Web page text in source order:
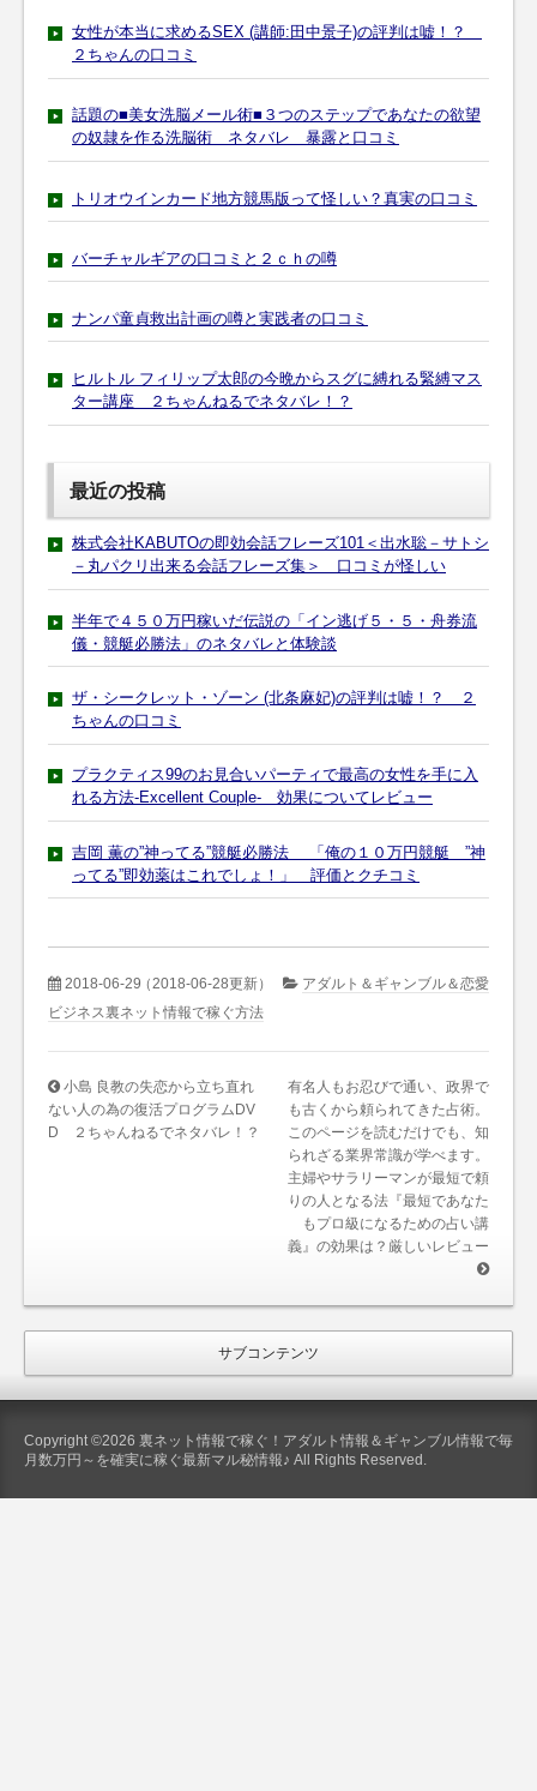
女性が本当に求めるSEX (講師:田中景子)の評判は嘘！？
２ちゃんの口コミ
話題の■美女洗脳メール術■３つのステップであなたの欲望
の奴隷を作る洗脳術 ネタバレ 暴露と口コミ
トリオウインカード地方競馬版って怪しい？真実の口コミ
バーチャルギアの口コミと２ｃｈの噂
ナンパ童貞救出計画の噂と実践者の口コミ
ヒルトル フィリップ太郎の今晩からスグに縛れる緊縛マス
ター講座 ２ちゃんねるでネタバレ！？
最近の投稿
株式会社KABUTOの即効会話フレーズ101＜出水聡－サトシ
－丸パクリ出来る会話フレーズ集＞ 口コミが怪しい
半年で４５０万円稼いだ伝説の「イン逃げ５・５・舟券流
儀・競艇必勝法」のネタバレと体験談
ザ・シークレット・ゾーン (北条麻妃)の評判は嘘！？ ２
ちゃんの口コミ
プラクティス99のお見合いパーティで最高の女性を手に入
れる方法-Excellent Couple- 効果についてレビュー
吉岡 薫の”神ってる”競艇必勝法 「俺の１０万円競艇 ”神
ってる”即効薬はこれでしょ！」 評価とクチコミ
2018-06-29（2018-06-28更新）
アダルト＆ギャンブル＆恋愛
ビジネス裏ネット情報で稼ぐ方法
小島 良教の失恋から立ち直れ
ない人の為の復活プログラムDV
D ２ちゃんねるでネタバレ！？
有名人もお忍びで通い、政界で
も古くから頼られてきた占術。
このページを読むだけでも、知
られざる業界常識が学べます。
主婦やサラリーマンが最短で頼
りの人となる法『最短であなた
もプロ級になるための占い講
義』の効果は？厳しいレビュー
サブコンテンツ
Copyright ©2026 裏ネット情報で稼ぐ！アダルト情報＆ギャンブル情報で毎
月数万円～を確実に稼ぐ最新マル秘情報♪ All Rights Reserved.